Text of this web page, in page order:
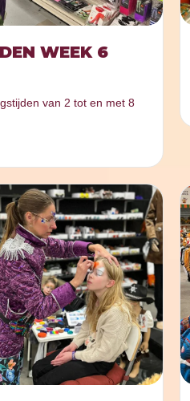
WEEK 6
van 2 tot en met 8